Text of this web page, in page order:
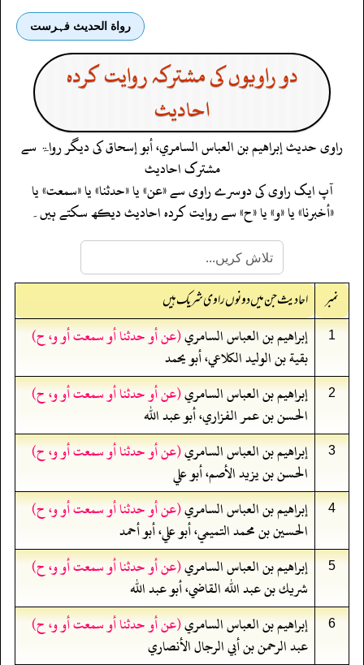
رواة الحديث فہرست
دو راویوں کی مشترکہ روایت کردہ
احادیث
راوی حدیثإبراهيم بن العباس السامري، أبو إسحاقکی دیگر رواۃ سے
مشترک احادیث
آپ ایک راوی کی دوسرے راوی سے «عن» یا «حدثنا» یا «سمعت» یا
«أخبرنا» یا «و» یا «ح» سے روایت کردہ احادیث دیکھ سکتے ہیں۔
نمبر احادیث جن میں دونوں راوی شریک ہیں
1 إبراهيم بن العباس السامري(عن أو حدثنا أو سمعت أو و، ح)
بقية بن الوليد الكلاعي، أبو يحمد
2 إبراهيم بن العباس السامري(عن أو حدثنا أو سمعت أو و، ح)
الحسن بن عمر الفزاري، أبو عبد الله
3 إبراهيم بن العباس السامري(عن أو حدثنا أو سمعت أو و، ح)
الحسن بن يزيد الأصم، أبو علي
4 إبراهيم بن العباس السامري(عن أو حدثنا أو سمعت أو و، ح)
الحسين بن محمد التميمي، أبو علي، أبو أحمد
5 إبراهيم بن العباس السامري(عن أو حدثنا أو سمعت أو و، ح)
شريك بن عبد الله القاضي، أبو عبد الله
6 إبراهيم بن العباس السامري(عن أو حدثنا أو سمعت أو و، ح)
عبد الرحمن بن أبي الرجال الأنصاري